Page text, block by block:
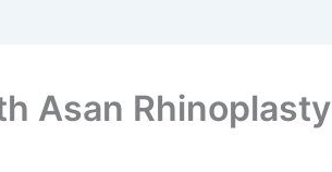
Asan Rhinoplasty